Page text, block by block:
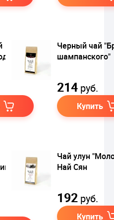
Черный чай
шампанского"
214 руб.
Купить
Чай улун
Най Сян
192 руб.
Купить